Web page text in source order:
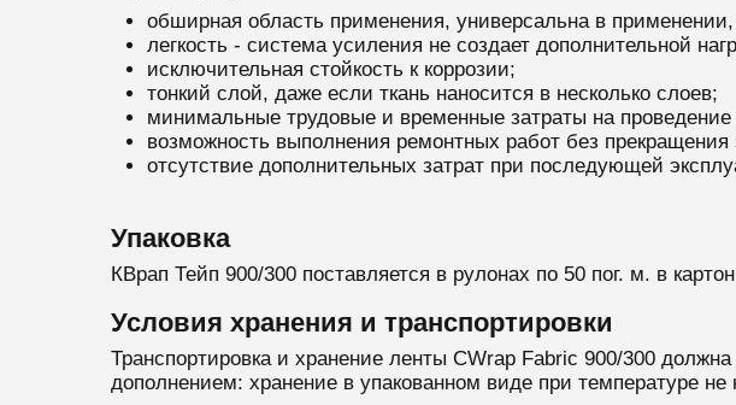
обширная область применения, универсальна в
легкость - система усиления не создает дополнительной
исключительная стойкость к коррозии;
тонкий слой, даже если ткань наносится в несколько слоев;
минимальные трудовые и временные затраты на проведение
возможность выполнения ремонтных работ без
отсутствие дополнительных затрат при последующей
Упаковка
КВрап Тейп 900/300 поставляется в рулонах по 50 пог. м. в
Условия хранения и транспортировки
Транспортировка и хранение ленты CWrap Fabric 900/300
дополнением: хранение в упакованном виде при температуре